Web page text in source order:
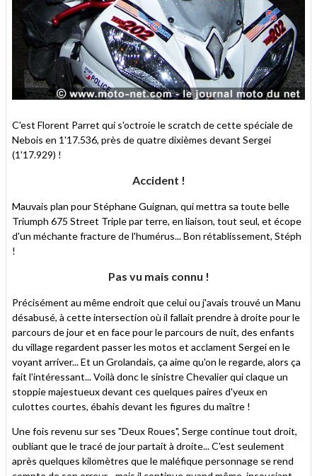
C'est Florent Parret qui s'octroie le scratch de cette spéciale de
Nebois en 1'17.536, près de quatre dixièmes devant Sergei
(1'17.929) !
Accident !
Mauvais plan pour Stéphane Guignan, qui mettra sa toute belle
Triumph 675 Street Triple par terre, en liaison, tout seul, et écope
d'un méchante fracture de l'humérus... Bon rétablissement, Stéph
!
Pas vu mais connu !
Précisément au même endroit que celui ou j'avais trouvé un Manu
désabusé, à cette intersection où il fallait prendre à droite pour le
parcours de jour et en face pour le parcours de nuit, des enfants
du village regardent passer les motos et acclament Sergei en le
voyant arriver... Et un Grolandais, ça aime qu'on le regarde, alors ça
fait l'intéressant... Voilà donc le sinistre Chevalier qui claque un
stoppie majestueux devant ces quelques paires d'yeux en
culottes courtes, ébahis devant les figures du maître !
Une fois revenu sur ses "Deux Roues", Serge continue tout droit,
oubliant que le tracé de jour partait à droite... C'est seulement
après quelques kilomètres que le maléfique personnage se rend